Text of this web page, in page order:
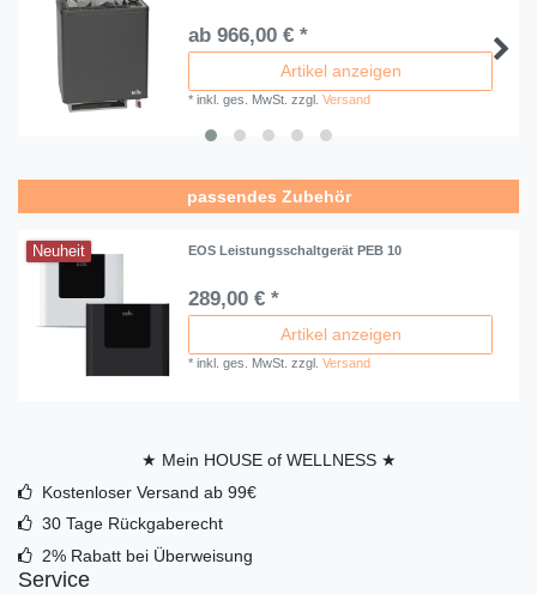
ab 966,00 € *
Artikel anzeigen
*inkl. ges. MwSt. zzgl.Versand
passendes Zubehör
Neuheit EOS Leistungsschaltgerät PEB 10
289,00 € *
Artikel anzeigen
*inkl. ges. MwSt. zzgl.Versand
★ Mein HOUSE of WELLNESS ★
Kostenloser Versand ab 99€
30 Tage Rückgaberecht
2% Rabatt bei Überweisung
Service